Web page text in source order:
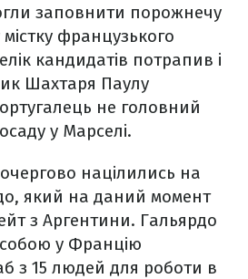
заповнити порожнечу
французького
кандидатів потрапив і
Шахтаря Паулу
не головний
у Марселі.
націлились на
який на даний момент
з Аргентини. Гальярдо
у Францію
з 15 людей для роботи в